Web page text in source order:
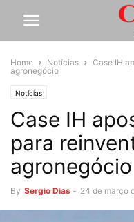
Home Notícias
Case IH
agronegócio
Notícias
Case IH
para
agronegócio
By Sergio Dias - 24 de março